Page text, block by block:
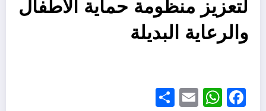
لتعزيز منظومة حماية الأطفال
والرعاية البديلة
Facebook
WhatsApp
Email